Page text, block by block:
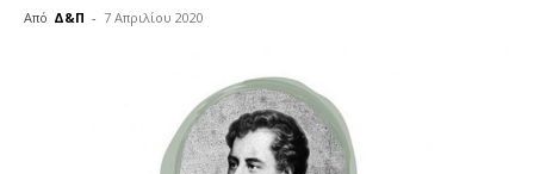
Από Δ&Π - 7 Απριλίου 2020